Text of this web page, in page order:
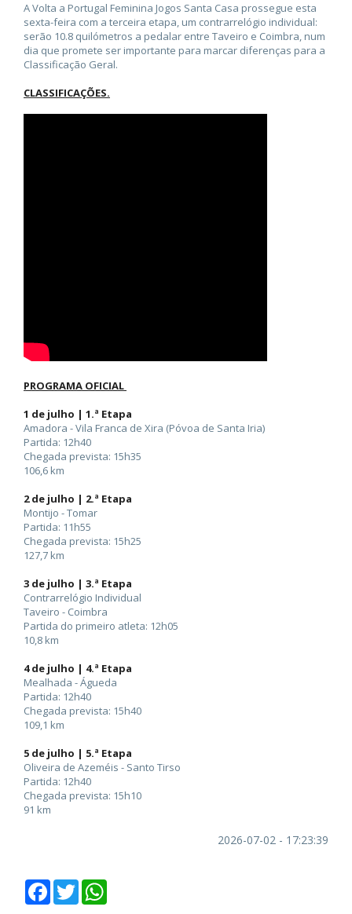
A Volta a Portugal Feminina Jogos Santa Casa prossegue esta
sexta-feira com a terceira etapa, um contrarrelógio individual:
serão 10.8 quilómetros a pedalar entre Taveiro e Coimbra, num
dia que promete ser importante para marcar diferenças para a
Classificação Geral.
CLASSIFICAÇÕES.
PROGRAMA OFICIAL
1 de julho | 1.ª Etapa
Amadora - Vila Franca de Xira (Póvoa de Santa Iria)
Partida: 12h40
Chegada prevista: 15h35
106,6 km
2 de julho | 2.ª Etapa
Montijo - Tomar
Partida: 11h55
Chegada prevista: 15h25
127,7 km
3 de julho | 3.ª Etapa
Contrarrelógio Individual
Taveiro - Coimbra
Partida do primeiro atleta: 12h05
10,8 km
4 de julho | 4.ª Etapa
Mealhada - Águeda
Partida: 12h40
Chegada prevista: 15h40
109,1 km
5 de julho | 5.ª Etapa
Oliveira de Azeméis - Santo Tirso
Partida: 12h40
Chegada prevista: 15h10
91 km
2026-07-02 - 17:23:39
Facebook
Twitter